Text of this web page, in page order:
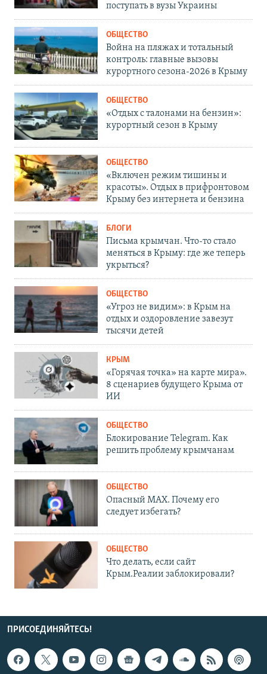
поступать в вузы Украины
ОБЩЕСТВО
Война на пляжах и тотальный
контроль: главные вызовы
курортного сезона-2026 в Крыму
ОБЩЕСТВО
«Отдых с талонами на бензин»:
курортный сезон в Крыму
ОБЩЕСТВО
«Включен режим тишины и
красоты». Отдых в прифронтовом
Крыму без интернета и бензина
БЛОГИ
Письма крымчан. Что-то стало
меняться в Крыму: где же теперь
укрыться?
ОБЩЕСТВО
«Угроз не видим»: в Крым на
отдых и оздоровление завезут
тысячи детей
КРЫМ
«Горячая точка» на карте мира».
8 сценариев будущего Крыма от
ИИ
ОБЩЕСТВО
Блокирование Telegram. Как
решить проблему крымчанам
ОБЩЕСТВО
Опасный MAX. Почему его
следует избегать?
ОБЩЕСТВО
Что делать, если сайт
Крым.Реалии заблокировали?
ПРИСОЕДИНЯЙТЕСЬ!